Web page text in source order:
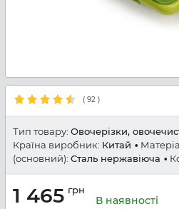
( 92 )
Тип товару: Овочерізки,
Країна виробник: Китай
(основний): Сталь нержавіюча
1 465 грн
В наявності